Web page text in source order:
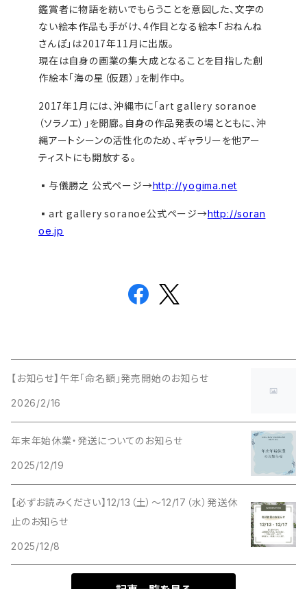
鑑賞者に物語を紡いでもらうことを意図した、文字の
ない絵本作品も手がけ、4作目となる絵本「おねんね
さんぽ」は2017年11月に出版。
現在は自身の画業の集大成となることを目指した創
作絵本「海の星（仮題）」を制作中。
2017年1月には、沖縄市に「art gallery soranoe
（ソラノエ）」を開廊。自身の作品発表の場とともに、沖
縄アートシーンの活性化のため、ギャラリーを他アー
ティストにも開放する。
▪️与儀勝之 公式ページ→http://yogima.net
▪️art gallery soranoe公式ページ→http://soran
oe.jp
【お知らせ】午年「命名額」発売開始のお知らせ
2026/2/16
年末年始休業・発送についてのお知らせ
2025/12/19
【必ずお読みください】12/13（土）〜12/17（水）発送休
止のお知らせ
2025/12/8